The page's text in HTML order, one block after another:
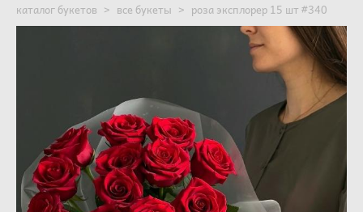
каталог букетов > все букеты > роза эксплорер 15 шт #340